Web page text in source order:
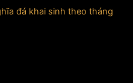
đá khai sinh theo tháng